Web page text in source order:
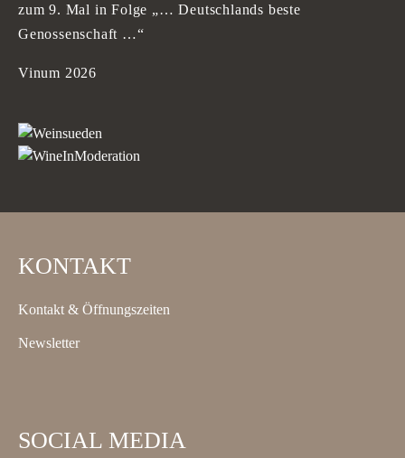
zum 9. Mal in Folge „… Deutschlands beste
Genossenschaft …“
Vinum 2026
KONTAKT
Kontakt & Öffnungszeiten
Newsletter
SOCIAL MEDIA